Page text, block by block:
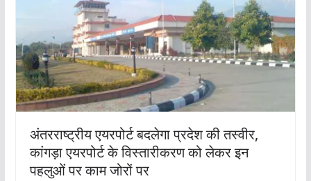
अंतरराष्ट्रीय एयरपोर्ट बदलेगा प्रदेश की तस्वीर,
कांगड़ा एयरपोर्ट के विस्तारीकरण को लेकर इन
पहलुओं पर काम जोरों पर